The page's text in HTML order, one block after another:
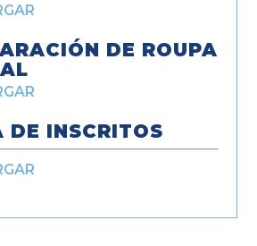
DE ROUPA
DE INSCRITOS